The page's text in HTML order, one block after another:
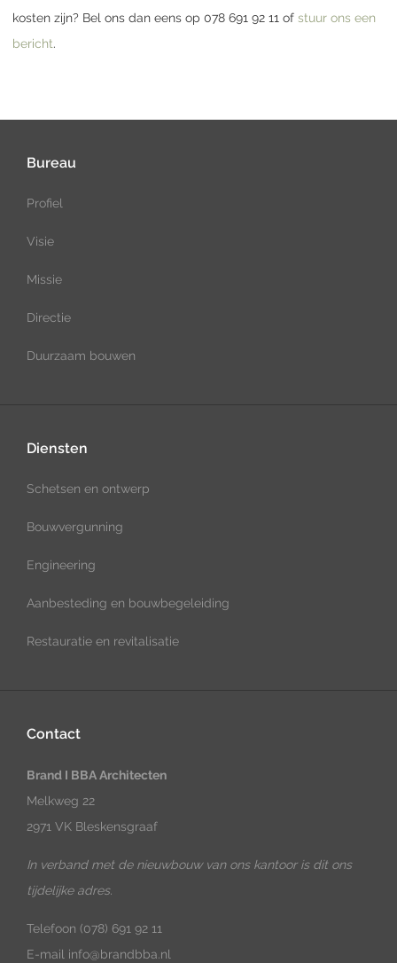
kosten zijn? Bel ons dan eens op 078 691 92 11 of stuur ons een
bericht.
Bureau
Profiel
Visie
Missie
Directie
Duurzaam bouwen
Diensten
Schetsen en ontwerp
Bouwvergunning
Engineering
Aanbesteding en bouwbegeleiding
Restauratie en revitalisatie
Contact
Brand I BBA Architecten
Melkweg 22
2971 VK Bleskensgraaf
In verband met de nieuwbouw van ons kantoor is dit ons
tijdelijke adres.
Telefoon (078) 691 92 11
E-mail info@brandbba.nl